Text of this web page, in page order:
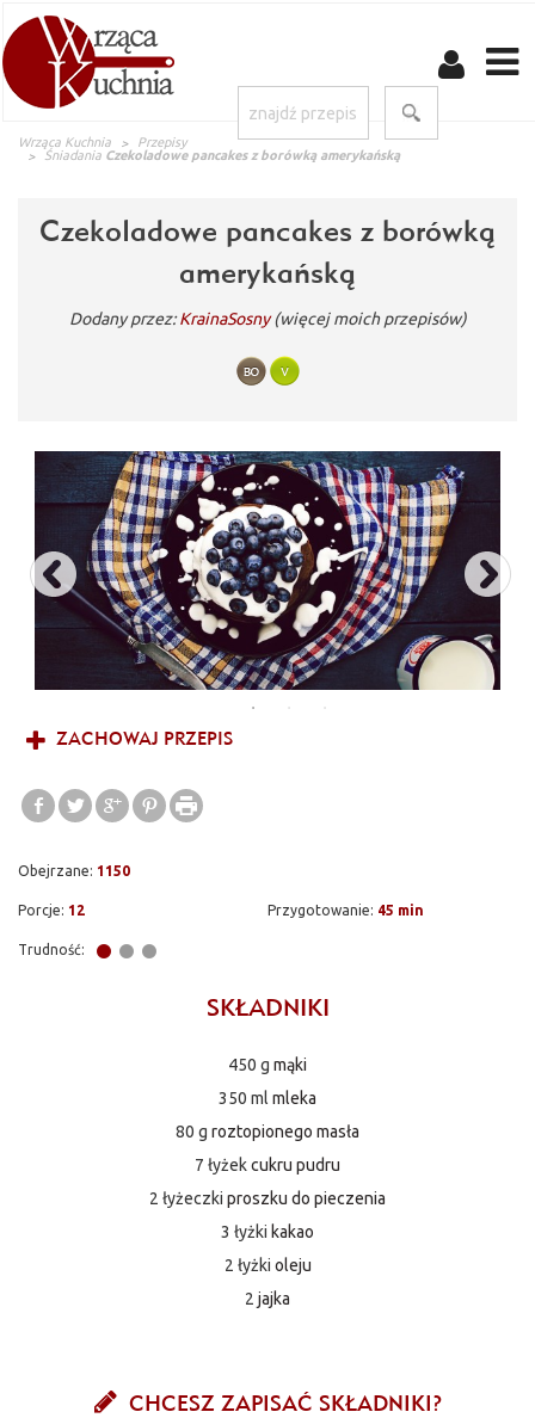
Wrząca Kuchnia
Przepisy
Śniadania Czekoladowe pancakes z borówką amerykańską
Czekoladowe pancakes z borówką
amerykańską
Dodany przez:KrainaSosny (więcej moich przepisów)
ZACHOWAJ PRZEPIS
Obejrzane: 1150
Porcje: 12 Przygotowanie: 45 min
Trudność:
SKŁADNIKI
450 g mąki
350 ml mleka
80 g roztopionego masła
7 łyżekcukru pudru
2 łyżeczki proszku do pieczenia
3 łyżki kakao
2 łyżki oleju
2 jajka
CHCESZ ZAPISAĆ SKŁADNIKI?